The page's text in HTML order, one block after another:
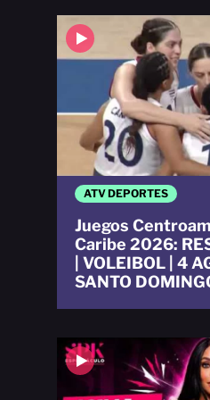
ATV DEPORTES
Juegos
Caribe 2026:
| VOLEIBOL | 4
SANTO